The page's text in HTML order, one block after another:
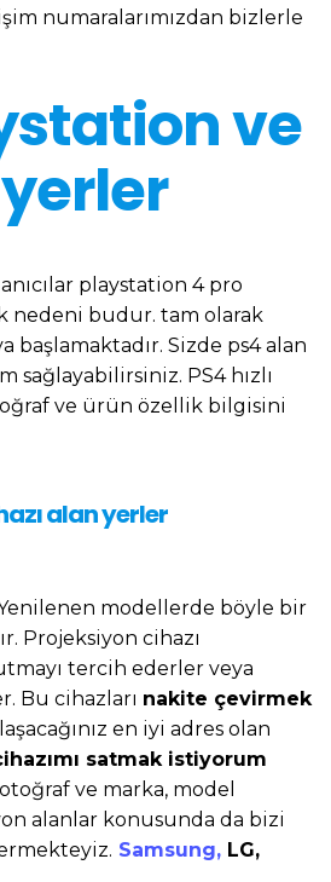
numaralarımızdan bizlerle
ve
playstation 4 pro
nedeni budur. tam olarak
başlamaktadır. Sizde ps4 alan
sağlayabilirsiniz. PS4 hızlı
ve ürün özellik bilgisini
alan yerler
Yenilenen modellerde böyle bir
Projeksiyon cihazı
tercih ederler veya
Bu cihazları nakite çevirmek
en iyi adres olan
satmak istiyorum
ve marka, model
alanlar konusunda da bizi
Samsung, LG,